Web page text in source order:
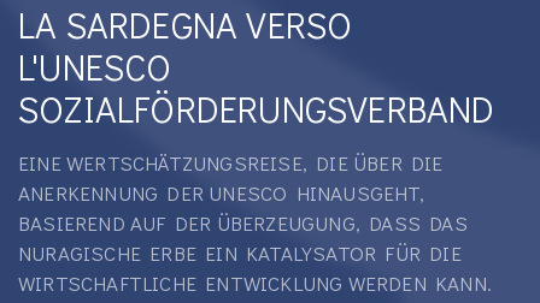
LA SARDEGNA VERSO
L'UNESCO
SOZIALFÖRDERUNGSVERBAND
EINE WERTSCHÄTZUNGSREISE, DIE ÜBER DIE
ANERKENNUNG DER UNESCO HINAUSGEHT,
BASIEREND AUF DER ÜBERZEUGUNG, DASS DAS
NURAGISCHE ERBE EIN KATALYSATOR FÜR DIE
WIRTSCHAFTLICHE ENTWICKLUNG WERDEN KANN.